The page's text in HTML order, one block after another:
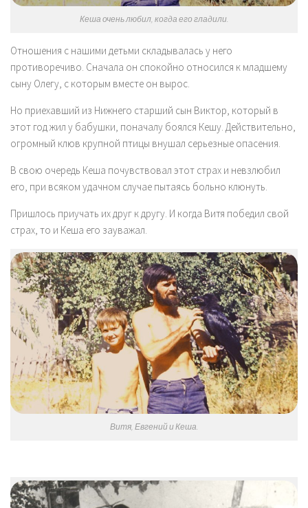
Кеша очень любил, когда его гладили.
Отношения с нашими детьми складывалась у него
противоречиво. Сначала он спокойно относился к младшему
сыну Олегу, с которым вместе он вырос.
Но приехавший из Нижнего старший сын Виктор, который в
этот год жил у бабушки, поначалу боялся Кешу. Действительно,
огромный клюв крупной птицы внушал серьезные опасения.
В свою очередь Кеша почувствовал этот страх и невзлюбил
его, при всяком удачном случае пытаясь больно клюнуть.
Пришлось приучать их друг к другу. И когда Витя победил свой
страх, то и Кеша его зауважал.
Витя, Евгений и Кеша.